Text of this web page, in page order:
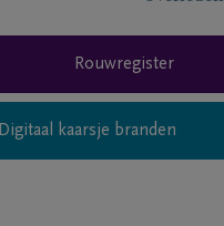
Rouwregister
Digitaal kaarsje branden